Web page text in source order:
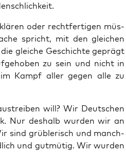
oder recht­fer­ti­gen müs­
spricht, mit den glei­chen
glei­che Geschich­te geprägt
zu sein und nicht in
Kampf aller gegen alle zu
will? Wir Deut­schen
Nur des­halb wur­den wir an
sind grüb­le­risch und manch­
und gut­mü­tig. Wir wur­den